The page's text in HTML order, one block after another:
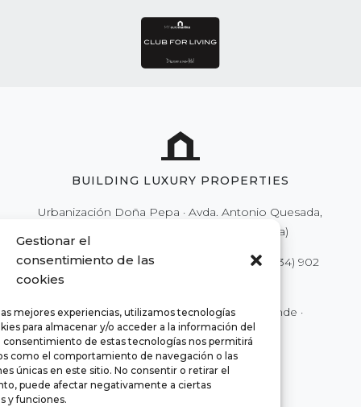
Gestionar el
consentimiento de las
cookies
mejores experiencias, utilizamos tecnologías
para almacenar y/o acceder a la información del
consentimiento de estas tecnologías nos permitirá
como el comportamiento de navegación o las
únicas en este sitio. No consentir o retirar el
puede afectar negativamente a ciertas
y funciones.
BUILDING LUXURY PROPERTIES
Urbanización Doña Pepa · Avda. Antonio Quesada,
nº59 · 03170 Rojales (Alicante - España)
Tel.(34) 902 111 777·(34) 966 718 686 | Fax
(34) 902
© 2022 Euromarina ·Rättsligt meddelande ·
Integritet·Cookies